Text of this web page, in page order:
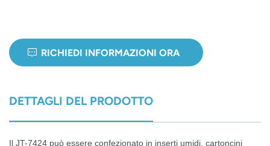
RICHIEDI INFORMAZIONI ORA
DETTAGLI DEL PRODOTTO
Il JT-7424 può essere confezionato in inserti umidi, cartoncini